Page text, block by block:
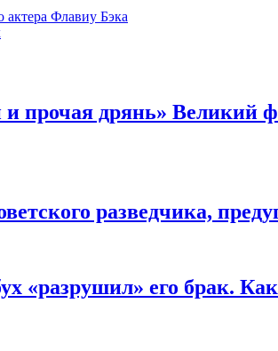
актера Флавиу Бэка
прочая дрянь» Великий
разведчика,
«разрушил» его брак.